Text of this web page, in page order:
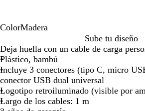
por
imagen
imagen
la
imagen
ColorMadera
a
d
e
r
a
Sube tu diseño
Deja huella con un cable de carga
Plástico, bambú
Incluye 3 conectores (tipo C, micro
conector USB dual universal
Logotipo retroiluminado (visible por
Largo de los cables: 1 m